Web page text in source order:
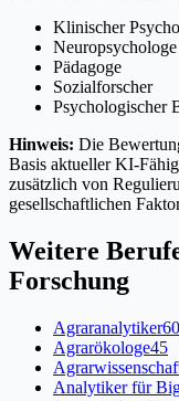
Klinischer
Neuropsychologe
Pädagoge
Sozialforscher
Psychologischer
Hinweis: Die
Basis aktueller KI-
zusätzlich von
gesellschaftlichen
Weitere
Forschung
Agraranalytiker60
Agrarökologe45
Analytiker für